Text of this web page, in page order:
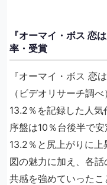
『オーマイ・ボス 恋
率・受賞
『オーマイ・ボス 恋
（ビデオリサーチ調
13.2％を記録した人気
序盤は10％台後半で
13.2％と尻上がりに
図の魅力に加え、各
共感を強めていった